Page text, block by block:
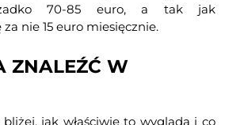
70-85 euro, a tak jak
nie 15 euro miesięcznie.
ZNALEŹĆ W
jak właściwie to wygląda i co